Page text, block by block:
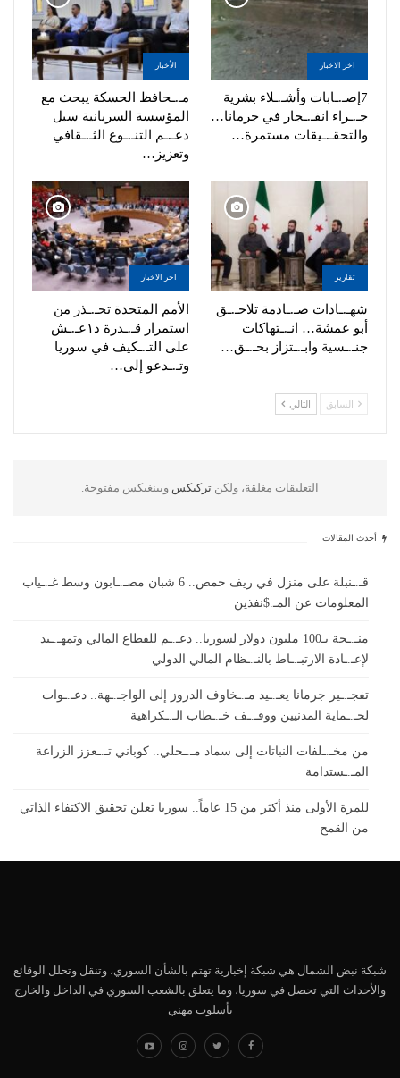
اخر الاخبار
7إصـ.ـابات وأشـ.ـلاء بشرية
جـ.ـراء انفـ.ـجار في جرمانا…
والتحقـ.ـيقات مستمرة…
الأخبار
مـ.ـحافظ الحسكة يبحث مع
المؤسسة السريانية سبل
دعـ.ـم التنـ.ـوع الثـ.ـقافي
وتعزيز…
تقارير
شهـ.ـادات صـ.ـادمة تلاحـ.ـق
أبو عمشة… انـ.ـتهاكات
جنـ.ـسية وابـ.ـتزاز بحـ.ـق…
اخر الاخبار
الأمم المتحدة تحـ.ـذر من
استمرار قـ.ـدرة د١عـ.ـش
على التـ.ـكيف في سوريا
وتـ.ـدعو إلى…
السابق التالي
التعليقات مغلقة، ولكن تركبكس وبينغبكس مفتوحة.
أحدث المقالات
قـ.ـنبلة على منزل في ريف حمص.. 6 شبان مصـ.ـابون وسط غـ.ـياب
المعلومات عن المـ.$نفذين
منـ.ـحة بـ100 مليون دولار لسوريا.. دعـ.ـم للقطاع المالي وتمهـ.ـيد
لإعـ.ـادة الارتبـ.ـاط بالنـ.ـظام المالي الدولي
تفجـ.ـير جرمانا يعـ.ـيد مـ.ـخاوف الدروز إلى الواجـ.ـهة.. دعـ.ـوات
لحـ.ـماية المدنيين ووقـ.ـف خـ.ـطاب الـ.ـكراهية
من مخـ.ـلفات النباتات إلى سماد مـ.ـحلي.. كوباني تـ.ـعزز الزراعة
المـ.ـستدامة
للمرة الأولى منذ أكثر من 15 عاماً.. سوريا تعلن تحقيق الاكتفاء الذاتي
من القمح
شبكة نبض الشمال هي شبكة إخبارية تهتم بالشأن السوري، وتنقل وتحلل الوقائع
والأحداث التي تحصل في سوريا، وما يتعلق بالشعب السوري في الداخل والخارج
بأسلوب مهني